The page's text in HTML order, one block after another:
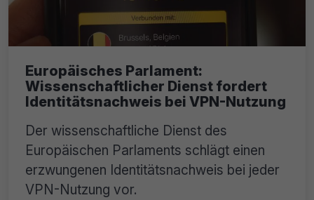
Europäisches Parlament:
Wissenschaftlicher Dienst fordert
Identitätsnachweis bei VPN-Nutzung
Der wissenschaftliche Dienst des
Europäischen Parlaments schlägt einen
erzwungenen Identitätsnachweis bei jeder
VPN-Nutzung vor.